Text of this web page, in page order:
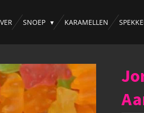
SNOEP KARAMELLEN